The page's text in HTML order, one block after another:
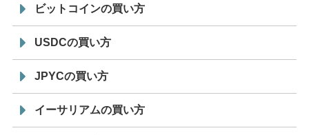
ビットコインの買い方
USDCの買い方
JPYCの買い方
イーサリアムの買い方